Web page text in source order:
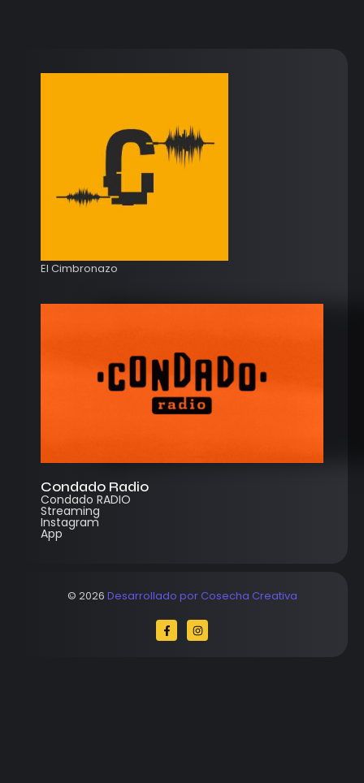
El Cimbronazo
Condado Radio
Condado RADIO
Streaming
Instagram
App
© 2026 Desarrollado por Cosecha Creativa